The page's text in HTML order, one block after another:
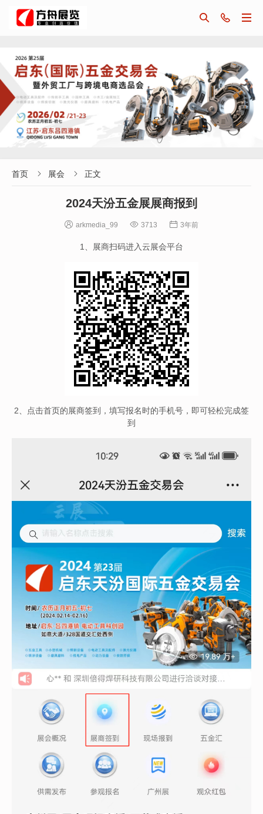



首页  展会  正文
2024天汾五金展展商报到
 arkmedia_99  3713  3年前
1、展商扫码进入云展会平台
2、点击首页的展商签到，填写报名时的手机号，即可轻松完成签
到